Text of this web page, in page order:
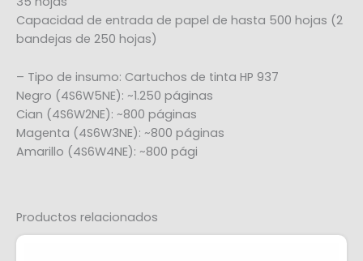
Capacidad de entrada de papel de hasta 500 hojas (2
bandejas de 250 hojas)
– Tipo de insumo: Cartuchos de tinta HP 937
Negro (4S6W5NE): ~1.250 páginas
Cian (4S6W2NE): ~800 páginas
Magenta (4S6W3NE): ~800 páginas
Amarillo (4S6W4NE): ~800 pági
Productos relacionados